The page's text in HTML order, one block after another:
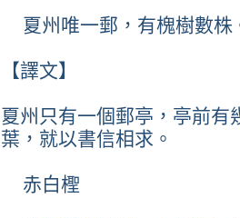
夏州唯一郵，有槐樹數株
【譯文】
夏州只有一個郵亭，亭前有
葉，就以書信相求。
赤白檉